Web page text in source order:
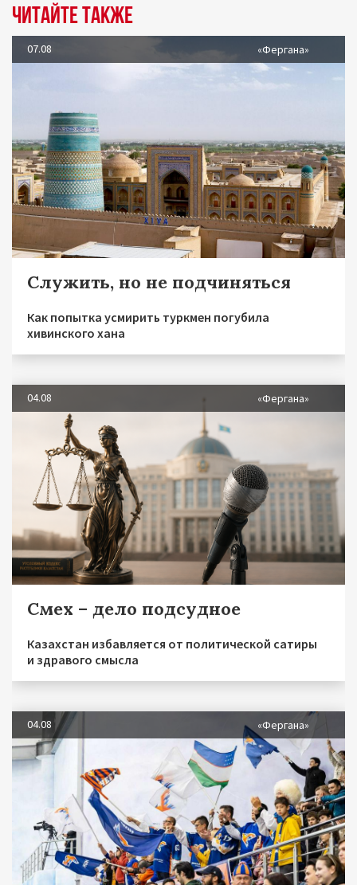
Читайте также
07.08 «Фергана»
Служить, но не подчиняться
Как попытка усмирить туркмен погубила
хивинского хана
04.08 «Фергана»
Смех – дело подсудное
Казахстан избавляется от политической сатиры
и здравого смысла
04.08 «Фергана»